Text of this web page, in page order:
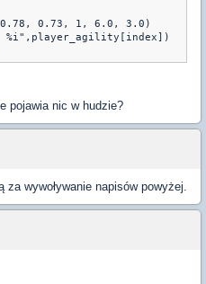
0.78, 0.73, 1, 6.0, 3.0)
%i",player_agility[index])
pojawia nic w hudzie?
za wywoływanie napisów powyżej.